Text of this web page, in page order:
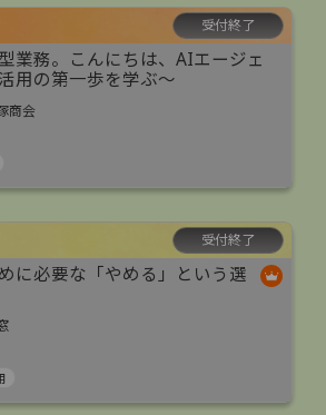
受付終了
業務。こんにちは、AIエージェ
用の第一歩を学ぶ〜
商会
受付終了
に必要な「やめる」という選